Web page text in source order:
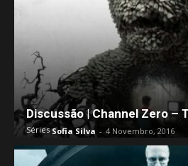
Discussão | Channel Zero –
SériesSofia Silva - 4 Novembro, 2016